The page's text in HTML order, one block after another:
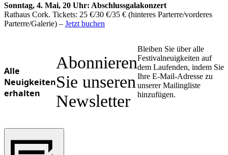
Sonntag, 4. Mai, 20 Uhr: Abschlussgalakonzert
Rathaus Cork. Tickets: 25 €/30 €/35 € (hinteres Parterre/vorderes
Parterre/Galerie) – Jetzt buchen
Alle
Neuigkeiten
erhalten
Abonnieren
Sie unseren
Newsletter
Bleiben Sie über alle
Festivalneuigkeiten auf
dem Laufenden, indem Sie
Ihre E-Mail-Adresse zu
unserer Mailingliste
hinzufügen.